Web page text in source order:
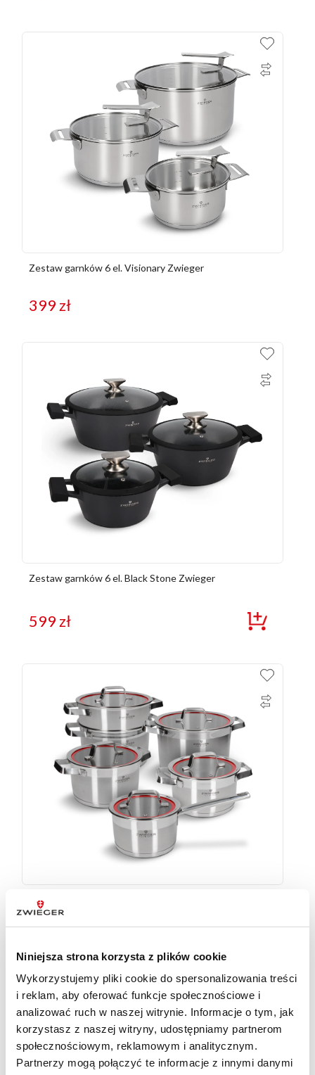
Niniejsza strona korzysta z plików cookie
Wykorzystujemy pliki cookie do spersonalizowania treści
i reklam, aby oferować funkcje społecznościowe i
analizować ruch w naszej witrynie. Informacje o tym, jak
korzystasz z naszej witryny, udostępniamy partnerom
społecznościowym, reklamowym i analitycznym.
Partnerzy mogą połączyć te informacje z innymi danymi
Zestaw garnków 6 el. Visionary Zwieger
399zł
Zestaw garnków 6 el. Black Stone Zwieger
599zł
Zestaw garnków 11 el. Klassiker Zwieger